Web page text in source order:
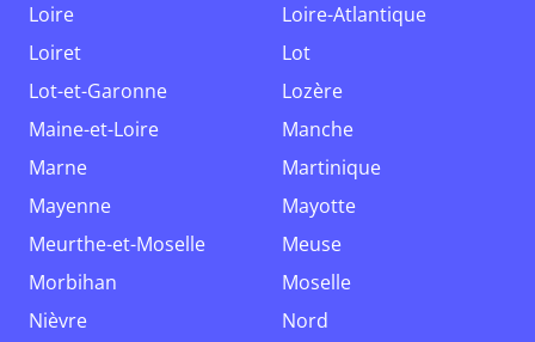
Loire
Loire-Atlantique
Loiret
Lot
Lot-et-Garonne
Lozère
Maine-et-Loire
Manche
Marne
Martinique
Mayenne
Mayotte
Meurthe-et-Moselle
Meuse
Morbihan
Moselle
Nièvre
Nord